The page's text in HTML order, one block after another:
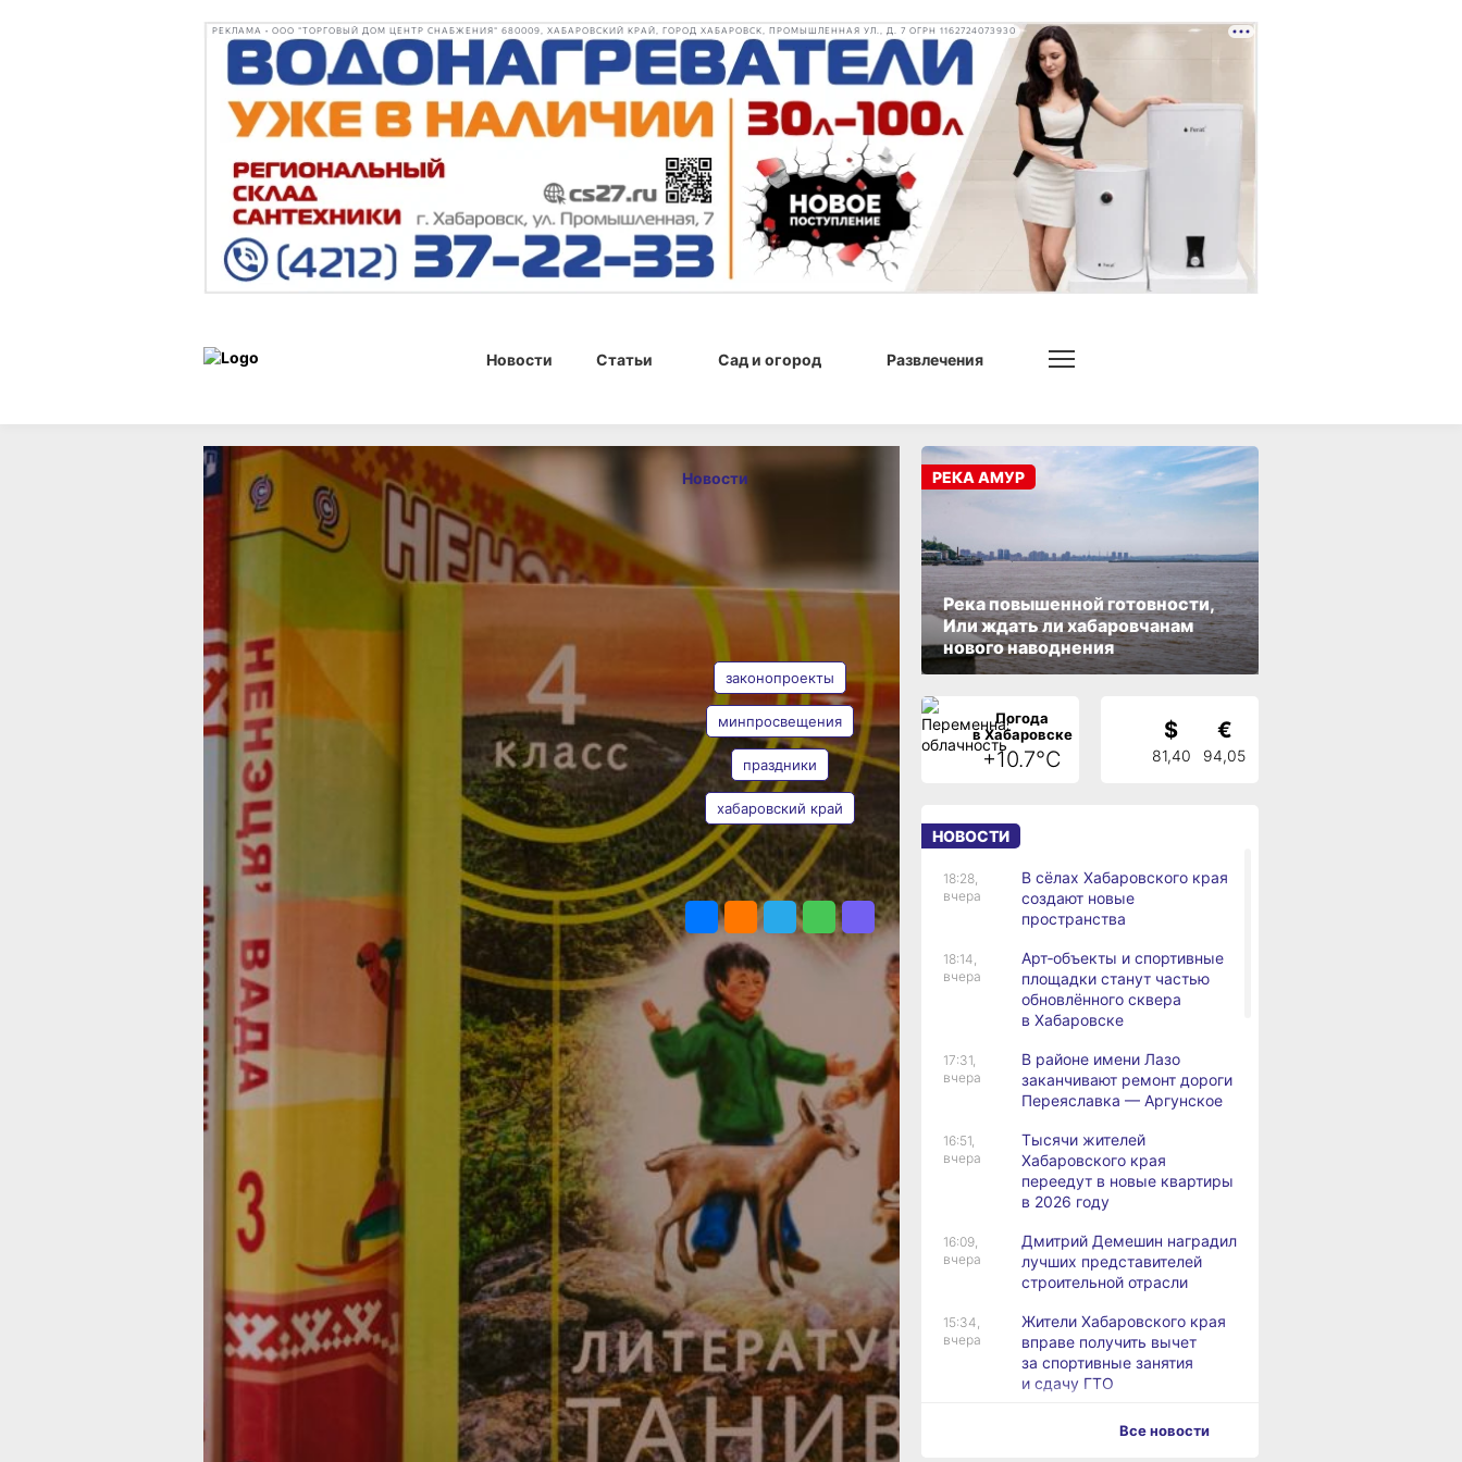
РЕКЛАМА • ООО "ТОРГОВЫЙ ДОМ ЦЕНТР СНАБЖЕНИЯ" 680009, ХАБАРОВСКИЙ КРАЙ, ГОРОД ХАБАРОВСК, ПРОМЫШЛЕННАЯ УЛ., Д. 7 ОГРН 1162724073930
Новости Статьи Сад и огород Развлечения
Новости 02 августа 2025 г., 15:05
В календаре
хабаровчан
осенью может
появиться
новый праздник
Новую красную дату предложил
Президент Владимир Путин
Пресс-служба министерства
просвещения Российской Федерации
У россиян может появиться новый
праздник – День языков народов
Российской Федерации, сообщает пресс-
служба Минпросвещения России. Проект
соответствующего указа Президента РФ,
приуроченного ко дню рождения поэта
и общественного деятеля Расула
Гамзатова, опубликован для народного
обсуждения, которое продлится до 14
августа.
Инициатива направлена на сохранение
и развитие более 270 языков и диалектов
страны, укрепление межнационального
единства и уважение к культурному
наследию. В пояснительной записке
отмечается, что в 64 регионах России уже
реализуются образовательные программы
по 76 родным языкам, включая языки
малочисленных народов, на всех уровнях
образования – от дошкольного
до среднего.
Предложение об учреждении нового
праздника прозвучало от Владимира
Путина на заседании Совета
по реализации государственной политики
в сфере поддержки русского языка
и языков народов России. В случае
одобрения указ вступит в силу со дня
подписания.
Фестиваль цветов пройдёт в Хабаровске
в конце августа
Новости
ОПУБЛИКОВАНО
02 августа 2025 г., 15:05
Анна Лесив
законопроекты
минпросвещения
праздники
хабаровский край
ПОДЕЛИТЬСЯ
Река повышенной готовности,
Или ждать ли хабаровчанам
нового наводнения
РЕКА АМУР
Погода
в Хабаровске
+10.7°C
$
81,40
€
94,05
НОВОСТИ
18:28,
вчера
В сёлах Хабаровского края
создают новые
пространства
18:14,
вчера
Арт‑объекты и спортивные
площадки станут частью
обновлённого сквера
в Хабаровске
17:31,
вчера
В районе имени Лазо
заканчивают ремонт дороги
Переяславка — Аргунское
16:51,
вчера
Тысячи жителей
Хабаровского края
переедут в новые квартиры
в 2026 году
16:09,
вчера
Дмитрий Демешин наградил
лучших представителей
строительной отрасли
15:34,
вчера
Жители Хабаровского края
вправе получить вычет
за спортивные занятия
и сдачу ГТО
В Хабаровске уровень
Все новости